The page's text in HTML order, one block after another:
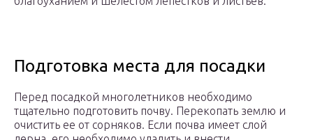
Подготовка места для посадки
Перед посадкой многолетников необходимо
тщательно подготовить почву. Перекопать землю и
очистить ее от сорняков. Если почва имеет слой